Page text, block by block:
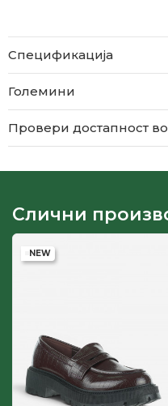
Спецификација
Големини
Провери достапност
Слични
Производ
од кожа